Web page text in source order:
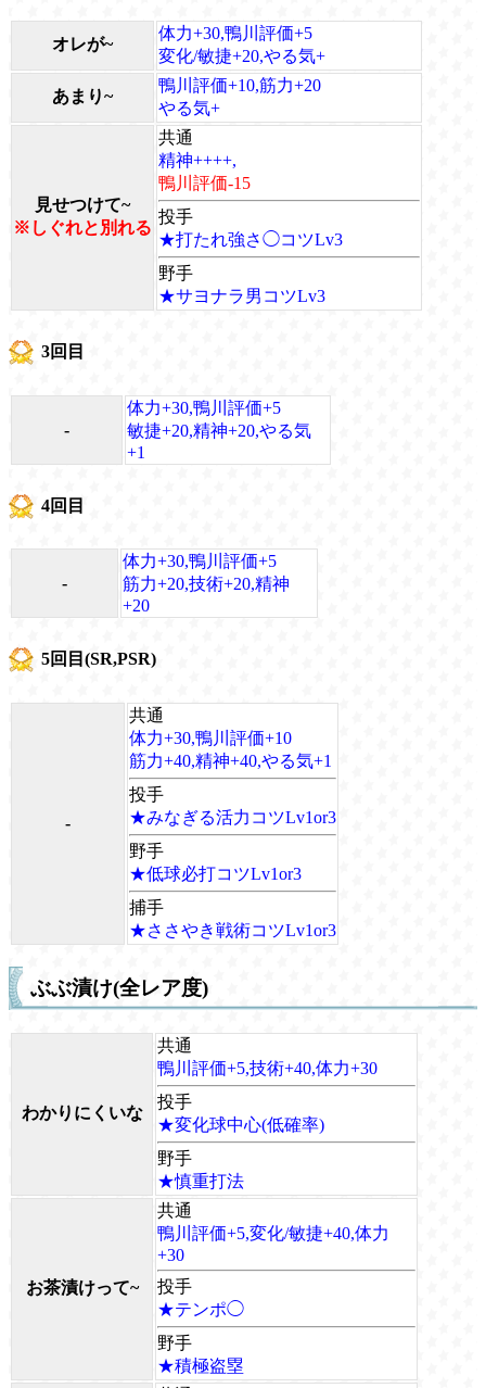
オレが~
体力+30,鴨川評価+5
変化/敏捷+20,やる気+
あまり~
鴨川評価+10,筋力+20
やる気+
見せつけて~
※しぐれと別れる
共通
精神++++,
鴨川評価-15
投手
★打たれ強さ◯コツLv3
野手
★サヨナラ男コツLv3
3回目
-
体力+30,鴨川評価+5
敏捷+20,精神+20,やる気
+1
4回目
-
体力+30,鴨川評価+5
筋力+20,技術+20,精神
+20
5回目(SR,PSR)
-
共通
体力+30,鴨川評価+10
筋力+40,精神+40,やる気+1
投手
★みなぎる活力コツLv1or3
野手
★低球必打コツLv1or3
捕手
★ささやき戦術コツLv1or3
ぶぶ漬け(全レア度)
わかりにくいな
共通
鴨川評価+5,技術+40,体力+30
投手
★変化球中心(低確率)
野手
★慎重打法
お茶漬けって~
共通
鴨川評価+5,変化/敏捷+40,体力
+30
投手
★テンポ◯
野手
★積極盗塁